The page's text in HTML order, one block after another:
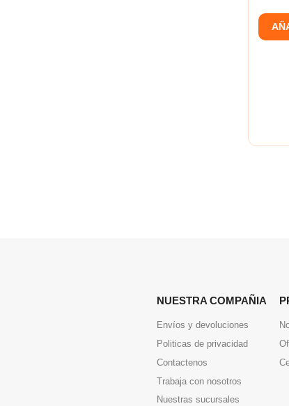
NUESTRA COMPAÑIA
Envíos y devoluciones
Politicas de privacidad
Contactenos
Trabaja con nosotros
Nuestras sucursales